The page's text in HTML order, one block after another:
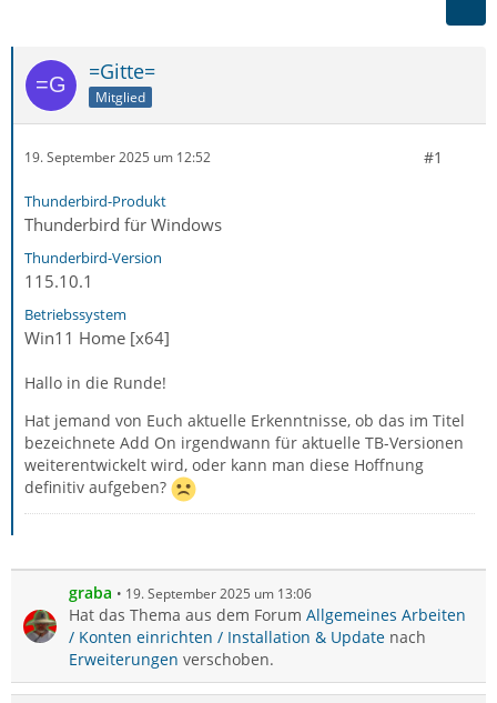
=Gitte=
Mitglied
19. September 2025 um 12:52 #1
Thunderbird-Produkt
Thunderbird für Windows
Thunderbird-Version
115.10.1
Betriebssystem
Win11 Home [x64]
Hallo in die Runde!
Hat jemand von Euch aktuelle Erkenntnisse, ob das im Titel
bezeichnete Add On irgendwann für aktuelle TB-Versionen
weiterentwickelt wird, oder kann man diese Hoffnung
definitiv aufgeben?
graba 19. September 2025 um 13:06
Hat das Thema aus dem Forum Allgemeines Arbeiten
/ Konten einrichten / Installation & Update nach
Erweiterungen verschoben.